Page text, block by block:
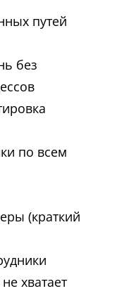
путей
без
по всем
(краткий
хватает